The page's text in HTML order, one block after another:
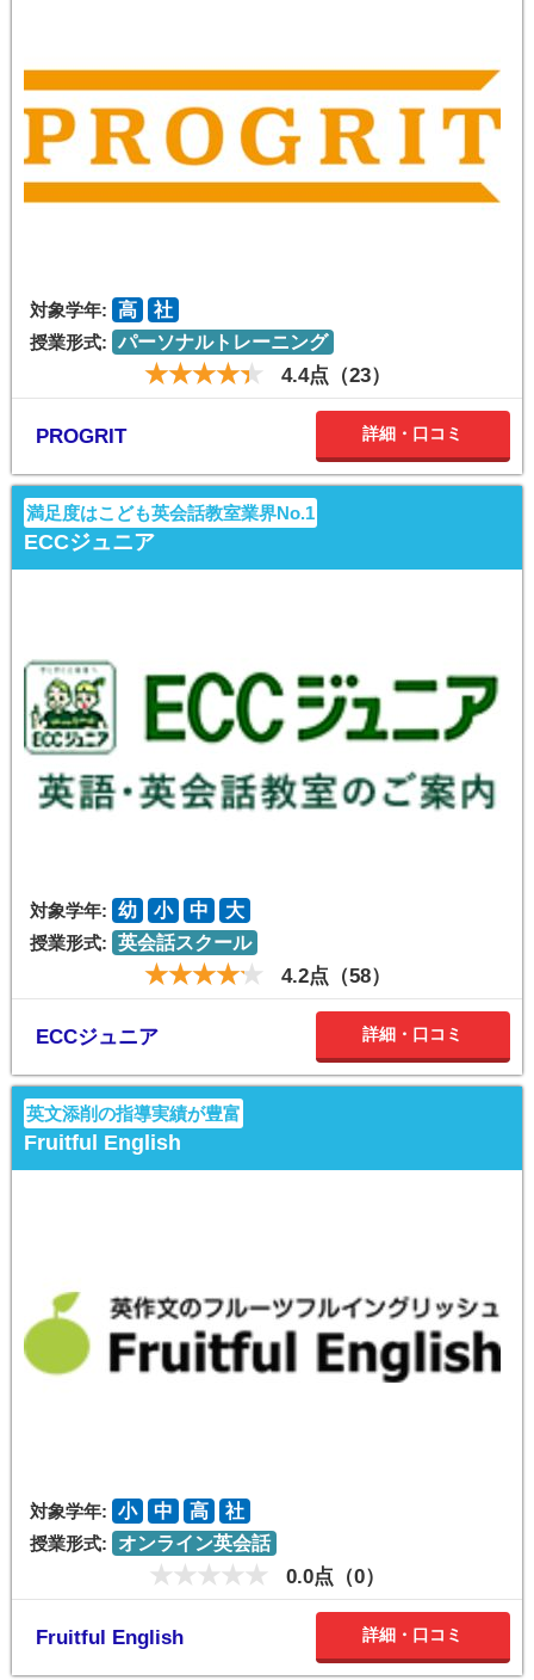
対象学年: 高
社
授業形式: パーソナルトレーニング
4.4点（23）
PROGRIT 詳細・口コミ
満足度はこども英会話教室業界No.1
ECCジュニア
対象学年: 幼 小 中
大
授業形式: 英会話スクール
4.2点（58）
ECCジュニア 詳細・口コミ
英文添削の指導実績が豊富
Fruitful English
対象学年: 小 中 高
社
授業形式:
オンライン英会話
0.0点（0）
Fruitful English 詳細・口コミ